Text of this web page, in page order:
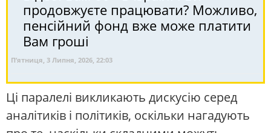
продовжуєте працювати? Можливо,
пенсійний фонд вже може платити
Вам гроші
П’ятниця, 3 Липня, 2026, 22:03
Ці паралелі викликають дискусію серед
аналітиків і політиків, оскільки нагадують